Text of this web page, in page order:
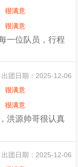
额退还报名费/优惠
2人